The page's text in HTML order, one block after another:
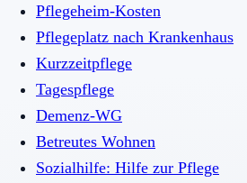
Pflegeheim-Kosten
Pflegeplatz nach Krankenhaus
Kurzzeitpflege
Tagespflege
Demenz-WG
Betreutes Wohnen
Sozialhilfe: Hilfe zur Pflege